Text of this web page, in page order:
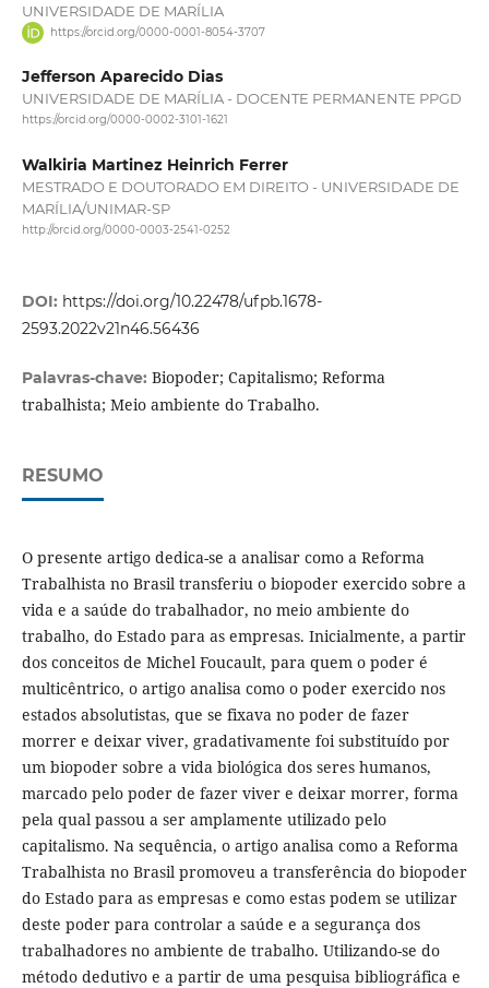
UNIVERSIDADE DE MARÍLIA
https://orcid.org/0000-0001-8054-3707
Jefferson Aparecido Dias
UNIVERSIDADE DE MARÍLIA - DOCENTE PERMANENTE PPGD
https://orcid.org/0000-0002-3101-1621
Walkiria Martinez Heinrich Ferrer
MESTRADO E DOUTORADO EM DIREITO - UNIVERSIDADE DE
MARÍLIA/UNIMAR-SP
http://orcid.org/0000-0003-2541-0252
DOI: https://doi.org/10.22478/ufpb.1678-
2593.2022v21n46.56436
Palavras-chave: Biopoder; Capitalismo; Reforma
trabalhista; Meio ambiente do Trabalho.
RESUMO
O presente artigo dedica-se a analisar como a Reforma
Trabalhista no Brasil transferiu o biopoder exercido sobre a
vida e a saúde do trabalhador, no meio ambiente do
trabalho, do Estado para as empresas. Inicialmente, a partir
dos conceitos de Michel Foucault, para quem o poder é
multicêntrico, o artigo analisa como o poder exercido nos
estados absolutistas, que se fixava no poder de fazer
morrer e deixar viver, gradativamente foi substituído por
um biopoder sobre a vida biológica dos seres humanos,
marcado pelo poder de fazer viver e deixar morrer, forma
pela qual passou a ser amplamente utilizado pelo
capitalismo. Na sequência, o artigo analisa como a Reforma
Trabalhista no Brasil promoveu a transferência do biopoder
do Estado para as empresas e como estas podem se utilizar
deste poder para controlar a saúde e a segurança dos
trabalhadores no ambiente de trabalho. Utilizando-se do
método dedutivo e a partir de uma pesquisa bibliográfica e